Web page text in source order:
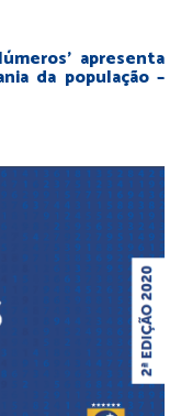
apresenta
da população –